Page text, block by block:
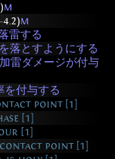
m
4.2)m
雷する
落とすようにする
雷ダメージが付与
を付与する
point [1]
[1]
[1]
point [1]